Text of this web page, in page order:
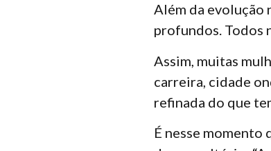
Além da evolução
profundos. Todos
Assim, muitas
carreira, cidade
refinada do que
É nesse